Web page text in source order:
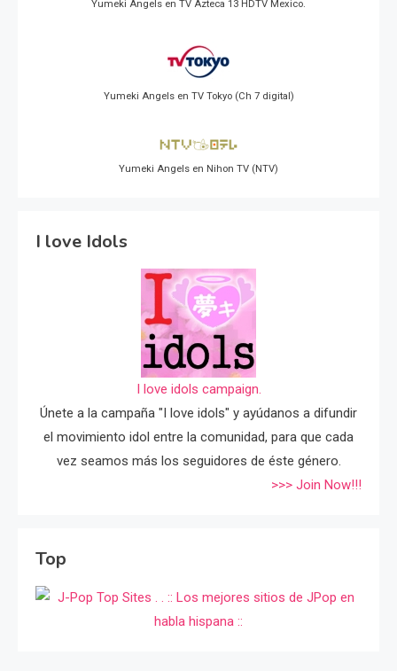
Yumeki Angels en TV Azteca 13 HDTV Mexico.
Yumeki Angels en TV Tokyo (Ch 7 digital)
Yumeki Angels en Nihon TV (NTV)
I love Idols
I love idols campaign.
Únete a la campaña "I love idols" y ayúdanos a difundir
el movimiento idol entre la comunidad, para que cada
vez seamos más los seguidores de éste género.
>>> Join Now!!!
Top